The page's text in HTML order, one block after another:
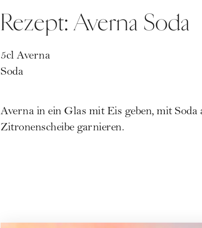
Rezept: Averna Soda
5cl Averna
Soda
Averna in ein Glas mit Eis geben, mit
Zitronenscheibe garnieren.